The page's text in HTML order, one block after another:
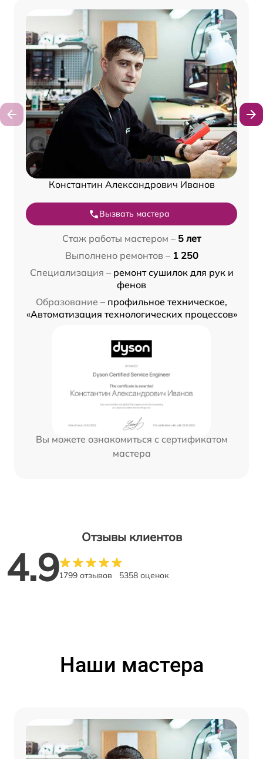
Константин Александрович Иванов
Вызвать мастера
Стаж работы мастером – 5 лет
Выполнено ремонтов – 1 250
Специализация – ремонт сушилок для рук и
фенов
Образование – профильное техническое,
«Автоматизация технологических процессов»
Вы можете ознакомиться с сертификатом
мастера
Отзывы клиентов
4.91799 отзывов 5358 оценок
Наши мастера